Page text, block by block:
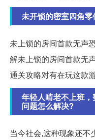
未开锁的密室四角
未上锁的房间首款无声
解未上锁的房间首款无
通关攻略对有在玩这款
年轻人啃老不上班
问题怎么解决?
当今社会,这种现象还不